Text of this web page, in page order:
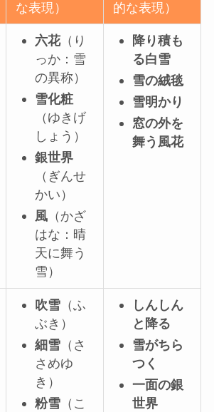
な表現）
的な表現）
六花（り
っか：雪
の異称）
雪化粧
（ゆきげ
しょう）
銀世界
（ぎんせ
かい）
風 （かざ
はな：晴
天に舞う
雪）
降り積も
る白雪
雪の絨毯
雪明かり
窓の外を
舞う風花
吹雪 （ふ
ぶき）
細雪 （さ
さめゆ
き）
粉雪 （こ
しんしん
と降る
雪がちら
つく
一面の銀
世界